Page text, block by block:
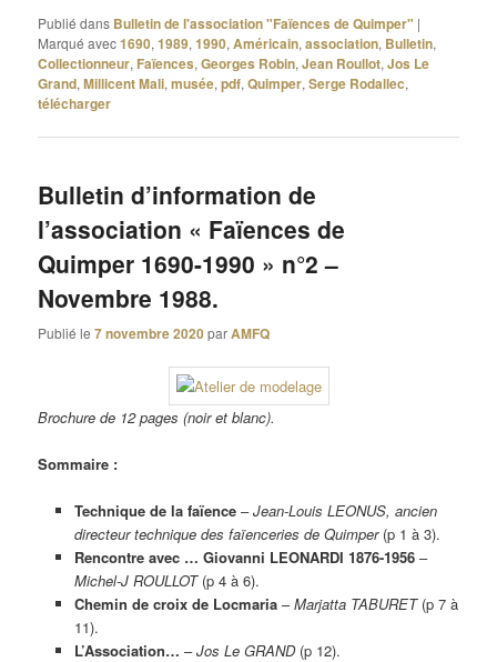
Publié dans Bulletin de l'association "Faïences de Quimper" |
Marqué avec1690,1989,1990,Américain,association, Bulletin,
Collectionneur, Faïences,Georges Robin,Jean Roullot,Jos Le
Grand,Millicent Mali,musée,pdf,Quimper,Serge Rodallec,
télécharger
Bulletin d’information de
l’association « Faïences de
Quimper 1690-1990 » n°2 –
Novembre 1988.
Publié le7 novembre 2020parAMFQ
Brochure de 12 pages (noir et blanc).
Sommaire :
Technique de la faïence–Jean-Louis LEONUS, ancien
directeur technique des faïenceries de Quimper (p 1 à 3).
Rencontre avec … Giovanni LEONARDI 1876-1956–
Michel-J ROULLOT (p 4 à 6).
Chemin de croix de Locmaria–Marjatta TABURET (p 7 à
11).
L’Association… –Jos Le GRAND (p 12).